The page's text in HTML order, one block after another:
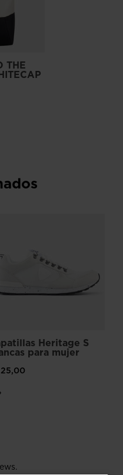
un empeine de malla
THE
Heritage S
para mujer